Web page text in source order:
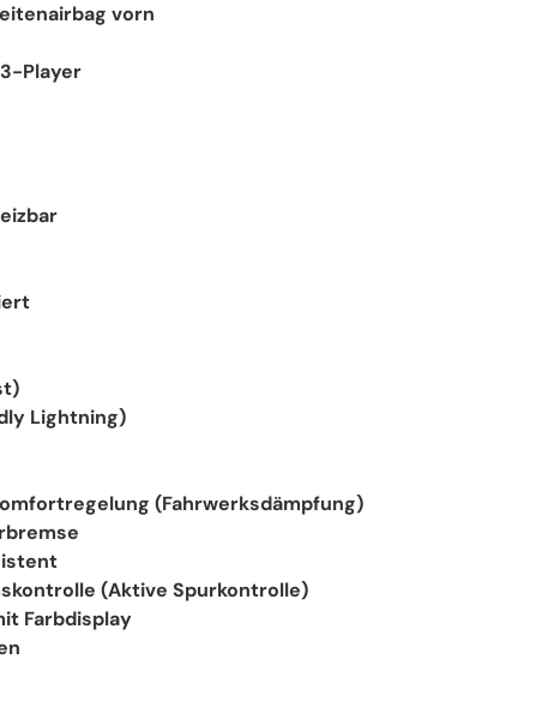
vorn
Player
Lightning)
(Fahrwerksdämpfung)
(Aktive Spurkontrolle)
Farbdisplay